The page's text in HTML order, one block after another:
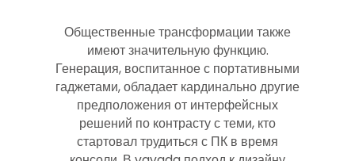
Общественные трансформации также
имеют значительную функцию.
Генерация, воспитанное с портативными
гаджетами, обладает кардинально другие
предположения от интерфейсных
решений по контрасту с теми, кто
стартовал трудиться с ПК в время